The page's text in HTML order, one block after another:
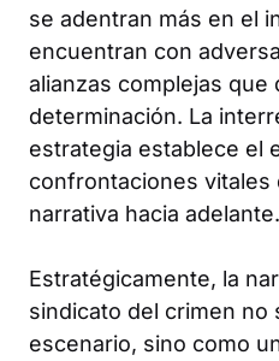
se adentran más en el
encuentran con
alianzas complejas que
determinación. La
estrategia establece el
confrontaciones vitales
narrativa hacia adelante.
Estratégicamente, la
sindicato del crimen no
escenario, sino como